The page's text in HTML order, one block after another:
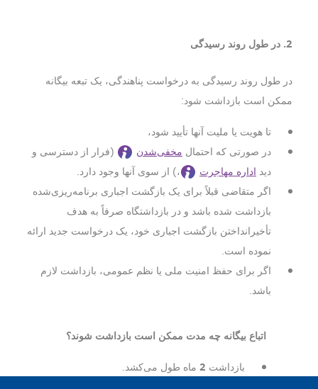
2. در طول روند رسیدگی
در طول روند رسیدگی به درخواست پناهندگی، یک تبعه بیگانه
ممکن است بازداشت شود:
تا هویت یا ملیت آنها تأیید شود،
در صورتی که احتمال مخفی‌شدن
(فرار از دسترسی و
دید اداره مهاجرت
،) از سوی آنها وجود دارد.
اگر متقاضی قبلاً برای یک بازگشت اجباری برنامه‌ریزی‌شده
بازداشت شده باشد و در بازداشتگاه صرفاً به هدف
تأخیرانداختن بازگشت اجباری خود، یک درخواست جدید ارائه
نموده است.
اگر برای حفظ امنیت ملی یا نظم عمومی، بازداشت لازم
باشد.
اتباع بیگانه چه مدت ممکن است بازداشت شوند؟
بازداشت 2 ماه طول می‌کشد.